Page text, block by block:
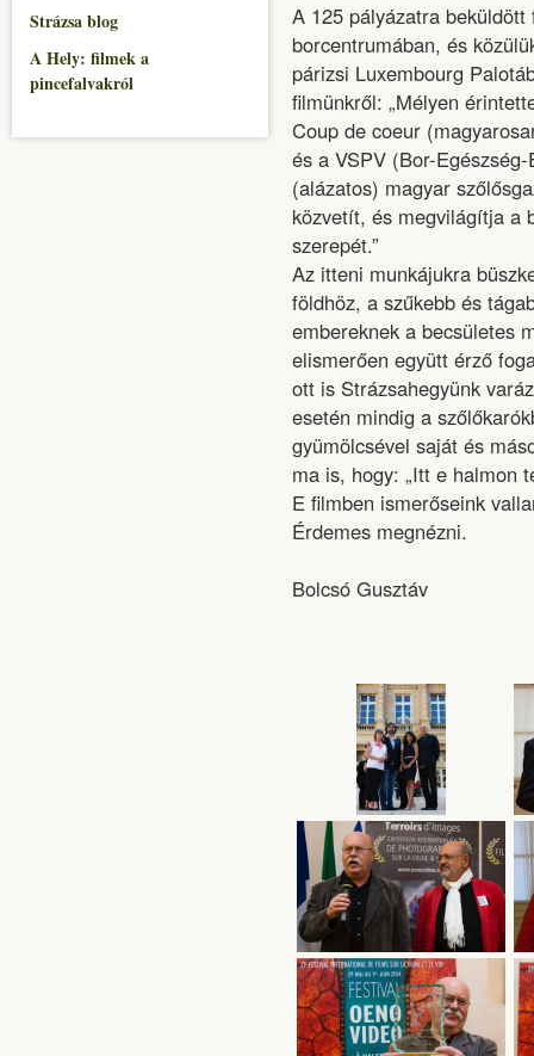
Strázsa blog
A Hely: filmek a
pincefalvakról
A 125 pályázatra
borcentrumában, és
párizsi Luxembourg
filmünkről: „Mélyen
Coup de coeur
és a VSPV (Bor-
(alázatos) magyar
közvetít, és megvilágítja a
szerepét.”
Az itteni munkájukra
földhöz, a szűkebb és
embereknek a becsületes
elismerően együtt érző
ott is Strázsahegyünk
esetén mindig a
gyümölcsével saját és
ma is, hogy: „Itt e halmon
E filmben ismerőseink
Érdemes megnézni.
Bolcsó Gusztáv